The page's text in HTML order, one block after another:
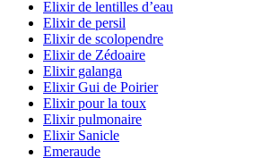
Elixir de lentilles d’eau
Elixir de persil
Elixir de scolopendre
Elixir de Zédoaire
Elixir galanga
Elixir Gui de Poirier
Elixir pour la toux
Elixir pulmonaire
Elixir Sanicle
Emeraude